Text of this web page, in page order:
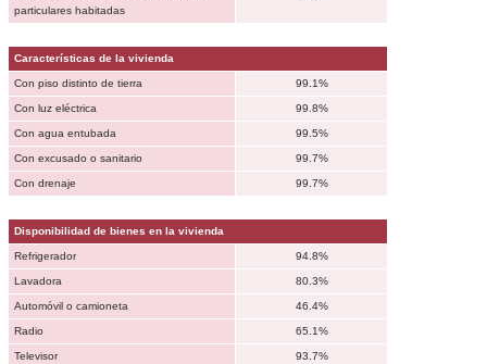
particulares habitadas
Características de la vivienda
Con piso distinto de tierra 99.1%
Con luz eléctrica 99.8%
Con agua entubada 99.5%
Con excusado o sanitario 99.7%
Con drenaje 99.7%
Disponibilidad de bienes en la vivienda
Refrigerador 94.8%
Lavadora 80.3%
Automóvil o camioneta 46.4%
Radio 65.1%
Televisor 93.7%